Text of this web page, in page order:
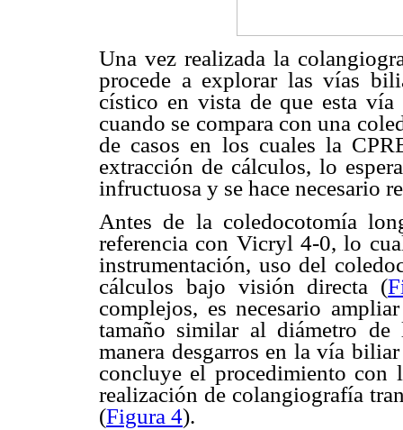
Una vez realizada la
procede a explorar las vías
cístico en vista de que esta
cuando se compara con una
de casos en los cuales la
extracción de cálculos, lo
infructuosa y se hace necesario
Antes de la coledocotomía
referencia con Vicryl 4-0, lo
instrumentación, uso del
cálculos bajo visión directa (
complejos, es necesario
tamaño similar al diámetro de
manera desgarros en la vía
concluye el procedimiento
realización de colangiografía
(Figura 4).